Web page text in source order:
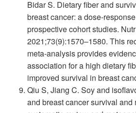
Bidar S. Dietary fiber and
breast cancer: a dose-
prospective cohort studies.
2021;73(9):1570–1580. This
meta-analysis provides
association for a high dietary
improved survival in breast
Qiu S, Jiang C. Soy and
and breast cancer survival and